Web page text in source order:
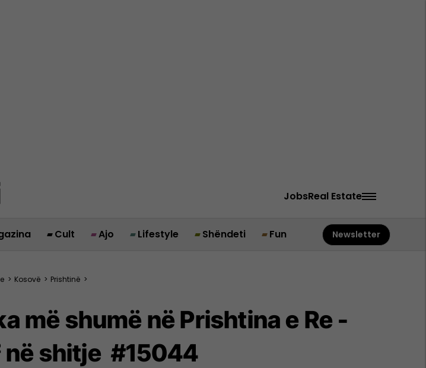
JobsReal Estate
Cult Ajo Lifestyle Shëndeti Fun Newsletter
> Kosovë > Prishtinë >
më shumë në Prishtina e Re -
në shitje #15044